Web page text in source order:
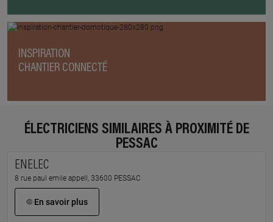
INSPIRATION
CHANTIER CONNECTÉ
ÉLECTRICIENS SIMILAIRES À PROXIMITÉ DE
PESSAC
ENELEC
8 rue paul emile appell, 33600 PESSAC
En savoir plus